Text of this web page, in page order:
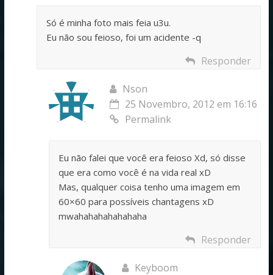
Só é minha foto mais feia u3u.
Eu não sou feioso, foi um acidente -q
Responder
Nson
25 Novembro, 2012 em 16:16
Permalink
Eu não falei que você era feioso Xd, só disse
que era como você é na vida real xD
Mas, qualquer coisa tenho uma imagem em
60×60 para possíveis chantagens xD
mwahahahahahahaha
Responder
Keyboom